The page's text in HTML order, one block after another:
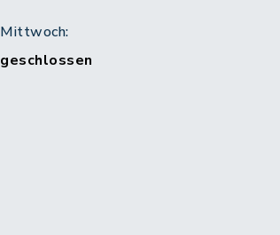
Mittwoch:
geschlossen